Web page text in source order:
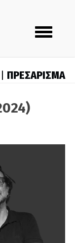
Toggle
navigation
ΠΡΕΣΑΡΙΣΜΑ